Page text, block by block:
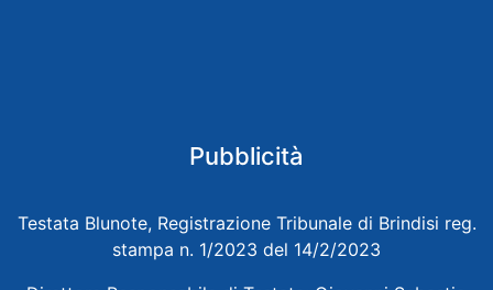
Pubblicità
Testata Blunote, Registrazione Tribunale di Brindisi reg.
stampa n. 1/2023 del 14/2/2023